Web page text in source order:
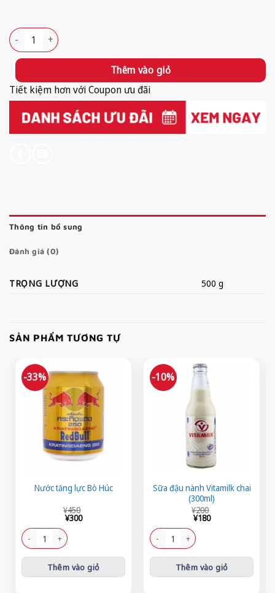
Nem chua rán số lượng
Thêm vào giỏ
Tiết kiệm hơn với Coupon ưu đãi
Thông tin bổ sung
Đánh giá (0)
TRỌNG LƯỢNG 500 g
SẢN PHẨM TƯƠNG TỰ
-33%
Nước tăng lực Bò Húc
¥450
¥450.
¥300
tại
là:
¥300.
Nước tăng lực Bò Húc số lượng
Thêm vào giỏ
-10%
Sữa đậu nành Vitamilk chai
(300ml)
¥200
¥200.
¥180
tại
là:
¥180.
Sữa đậu nành Vitamilk chai (300ml)
Thêm vào giỏ